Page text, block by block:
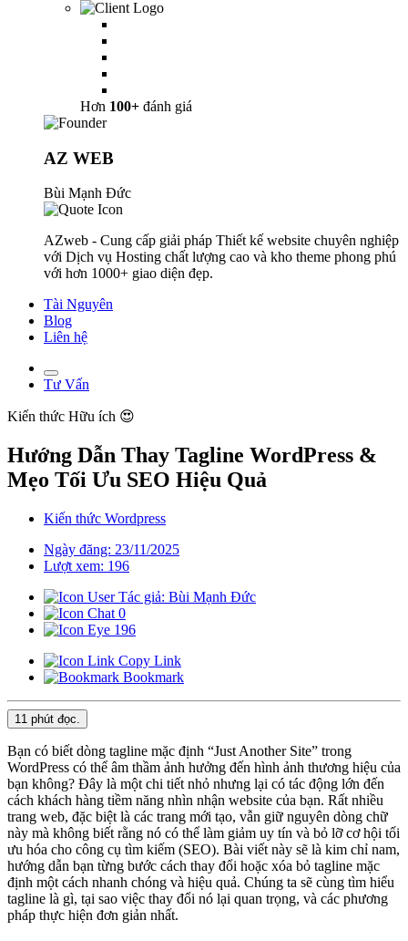
Hơn 100+ đánh giá
AZ WEB
Bùi Mạnh Đức
AZweb - Cung cấp giải pháp Thiết kế website chuyên nghiệp
với Dịch vụ Hosting chất lượng cao và kho theme phong phú
với hơn 1000+ giao diện đẹp.
Tài Nguyên
Blog
Liên hệ
Tư Vấn
Kiến thức Hữu ích 😍
Hướng Dẫn Thay Tagline WordPress &
Mẹo Tối Ưu SEO Hiệu Quả
Kiến thức Wordpress
Ngày đăng: 23/11/2025
Lượt xem: 196
Tác giả: Bùi Mạnh Đức
0
196
Copy Link
Bookmark
11 phút đọc.
Bạn có biết dòng tagline mặc định “Just Another Site” trong
WordPress có thể âm thầm ảnh hưởng đến hình ảnh thương hiệu của
bạn không? Đây là một chi tiết nhỏ nhưng lại có tác động lớn đến
cách khách hàng tiềm năng nhìn nhận website của bạn. Rất nhiều
trang web, đặc biệt là các trang mới tạo, vẫn giữ nguyên dòng chữ
này mà không biết rằng nó có thể làm giảm uy tín và bỏ lỡ cơ hội tối
ưu hóa cho công cụ tìm kiếm (SEO). Bài viết này sẽ là kim chỉ nam,
hướng dẫn bạn từng bước cách thay đổi hoặc xóa bỏ tagline mặc
định một cách nhanh chóng và hiệu quả. Chúng ta sẽ cùng tìm hiểu
tagline là gì, tại sao việc thay đổi nó lại quan trọng, và các phương
pháp thực hiện đơn giản nhất.